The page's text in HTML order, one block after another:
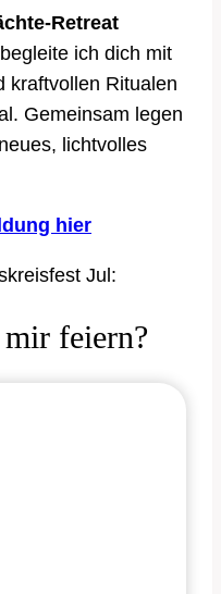
Retreat
begleite ich dich mit
kraftvollen Ritualen
Gemeinsam legen
lichtvolles
hier
Jul:
feiern?